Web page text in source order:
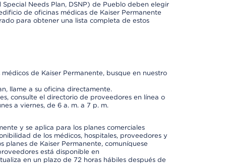
Needs Plan, DSNP) de Pueblo deben elegir
de oficinas médicas de Kaiser Permanente
para obtener una lista completa de estos
de Kaiser Permanente, busque en nuestro
llame a su oficina directamente.
consulte el directorio de proveedores en línea o
a viernes, de 6 a. m. a 7 p. m.
y se aplica para los planes comerciales
de los médicos, hospitales, proveedores y
planes de Kaiser Permanente, comuníquese
está disponible en
en un plazo de 72 horas hábiles después de